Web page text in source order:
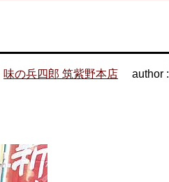
味の兵四郎 筑紫野本店 author :